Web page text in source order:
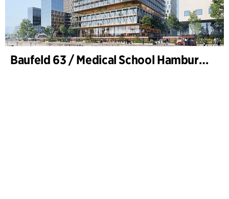
Baufeld 63 / Medical School Hamburg, Hafencity